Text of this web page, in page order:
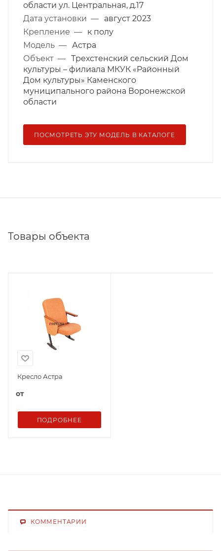
области ул. Центральная, д.17
Дата установки —
август 2023
Крепление —
к полу
Модель — Астра
Объект — Трехстенский сельский Дом
культуры – филиала МКУК «Районный
Дом культуры» Каменского
муниципального района Воронежской
области
ПОСМОТРЕТЬ ЭТУ МОДЕЛЬ В КАТАЛОГЕ
Товары объекта
Кресло Астра
от
ПОДРОБНЕЕ
КОММЕНТАРИИ